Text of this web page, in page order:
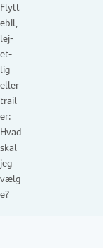
Flytt
ebil,
lej-
et-
lig
eller
trail
er:
Hvad
skal
jeg
vælg
e?